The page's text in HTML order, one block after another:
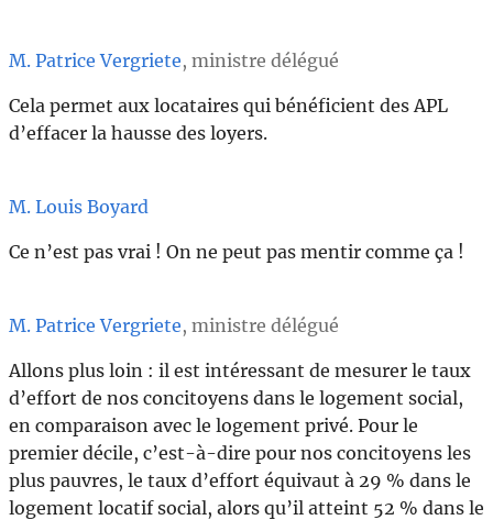
M. Patrice Vergriete, ministre délégué
Cela permet aux locataires qui bénéficient des APL
d’effacer la hausse des loyers.
M. Louis Boyard
Ce n’est pas vrai ! On ne peut pas mentir comme ça !
M. Patrice Vergriete, ministre délégué
Allons plus loin : il est intéressant de mesurer le taux
d’effort de nos concitoyens dans le logement social,
en comparaison avec le logement privé. Pour le
premier décile, c’est-à-dire pour nos concitoyens les
plus pauvres, le taux d’effort équivaut à 29 % dans le
logement locatif social, alors qu’il atteint 52 % dans le